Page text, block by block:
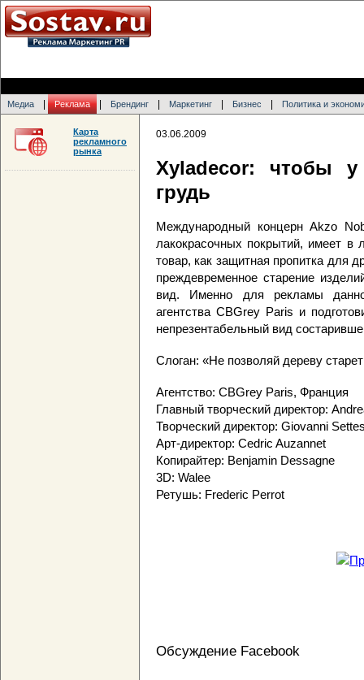
Медиа Реклама Брендинг Маркетинг Бизнес Политика и
03.06.2009
Xyladecor: чтобы
грудь
Международный концерн Akzo
лакокрасочных покрытий, имеет в
товар, как защитная пропитка для
преждевременное старение
вид. Именно для рекламы
агентства CBGrey Paris и
непрезентабельный вид
Слоган: «Не позволяй дереву
Агентство: CBGrey Paris, Франция
Главный творческий директор:
Творческий директор: Giovanni
Арт-директор: Cedric Auzannet
Копирайтер: Benjamin Dessagne
3D: Walee
Ретушь: Frederic Perrot
Обсуждение Facebook
Карта
рекламного
рынка